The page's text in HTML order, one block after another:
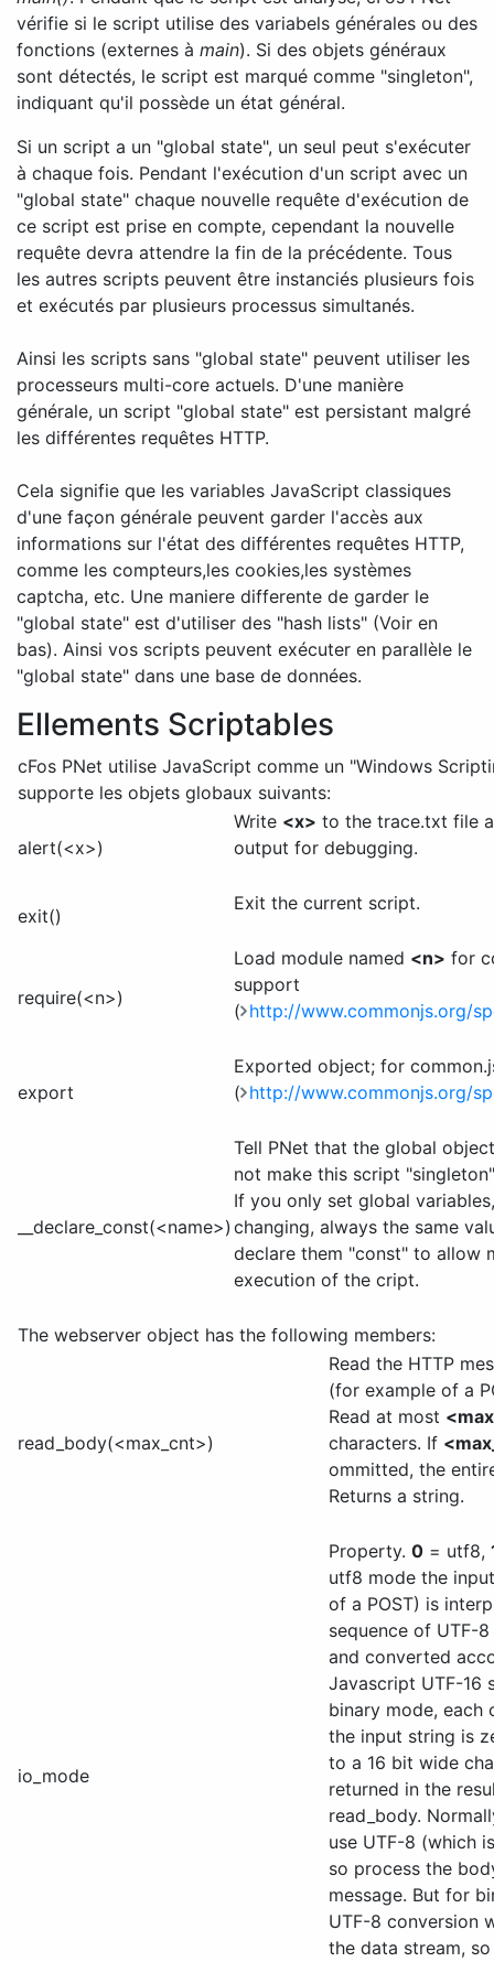
vérifie si le script utilise des variabels générales ou des
fonctions (externes à main). Si des objets généraux
sont détectés, le script est marqué comme "singleton",
indiquant qu'il possède un état général.
Si un script a un "global state", un seul peut s'exécuter
à chaque fois. Pendant l'exécution d'un script avec un
"global state" chaque nouvelle requête d'exécution de
ce script est prise en compte, cependant la nouvelle
requête devra attendre la fin de la précédente. Tous
les autres scripts peuvent être instanciés plusieurs fois
et exécutés par plusieurs processus simultanés.
Ainsi les scripts sans "global state" peuvent utiliser les
processeurs multi-core actuels. D'une manière
générale, un script "global state" est persistant malgré
les différentes requêtes HTTP.
Cela signifie que les variables JavaScript classiques
d'une façon générale peuvent garder l'accès aux
informations sur l'état des différentes requêtes HTTP,
comme les compteurs,les cookies,les systèmes
captcha, etc. Une maniere differente de garder le
"global state" est d'utiliser des "hash lists" (Voir en
bas). Ainsi vos scripts peuvent exécuter en parallèle le
"global state" dans une base de données.
Ellements Scriptables
cFos PNet utilise JavaScript comme un "Windows
supporte les objets globaux suivants:
alert(<x>)
Write <x> to the trace.txt file
output for debugging.
exit()
Exit the current script.
require(<n>)
Load module named <n> for
support
( http://www.commonjs.org/
export
Exported object; for
( http://www.commonjs.org/
__declare_const(<name>)
Tell PNet that the global
not make this script
If you only set global
changing, always the same
declare them "const" to allow
execution of the cript.
The webserver object has the following members:
read_body(<max_cnt>)
Read the HTTP
(for example of a
Read at most
characters. If
ommitted, the
Returns a string.
io_mode
Property. 0 = utf8,
utf8 mode the
of a POST) is
sequence of UTF-
and converted
Javascript UTF-16
binary mode, each
the input string is
to a 16 bit wide
returned in the
read_body.
use UTF-8 (which
so process the
message. But for
UTF-8 conversion
the data stream,